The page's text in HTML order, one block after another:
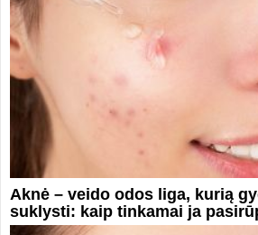
Aknė – veido odos liga, kurią
suklysti: kaip tinkamai ja